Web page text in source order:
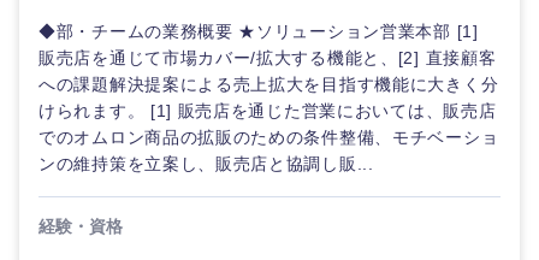
◆部・チームの業務概要 ★ソリューション営業本部 [1]
販売店を通じて市場カバー/拡大する機能と、[2] 直接顧客
への課題解決提案による売上拡大を目指す機能に大きく分
けられます。 [1] 販売店を通じた営業においては、販売店
でのオムロン商品の拡販のための条件整備、モチベーショ
ンの維持策を立案し、販売店と協調し販...
経験・資格